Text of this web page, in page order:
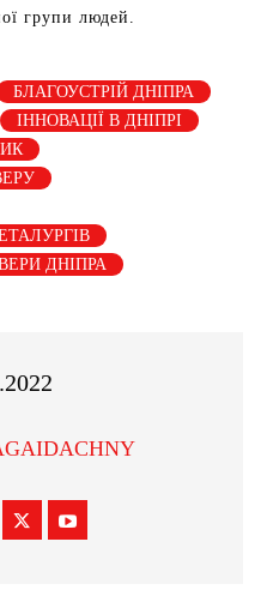
групи людей.
БЛАГОУСТРІЙ ДНІПРА
ІННОВАЦІЇ В ДНІПРІ
ДНІПРА